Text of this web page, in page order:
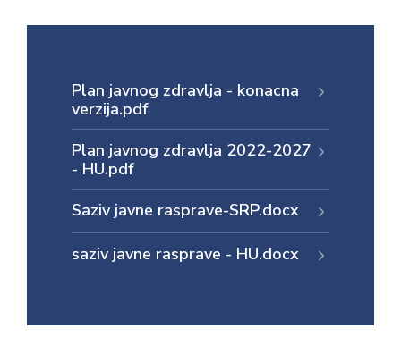
Информатор
Plan javnog zdravlja - konacna
verzija.pdf
Plan javnog zdravlja 2022-2027
- HU.pdf
Saziv javne rasprave-SRP.docx
saziv javne rasprave - HU.docx